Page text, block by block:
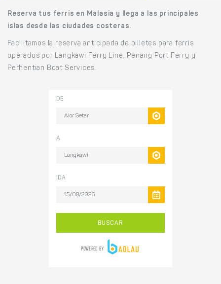
Reserva tus ferris en Malasia y llega a las principales
islas desde las ciudades costeras.
Facilitamos la reserva anticipada de billetes para ferris
operados por Langkawi Ferry Line, Penang Port Ferry y
Perhentian Boat Services.